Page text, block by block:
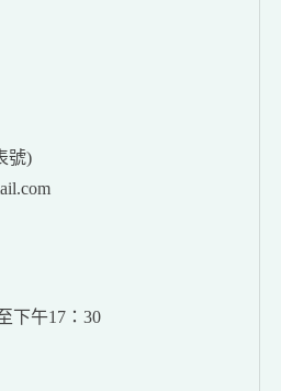
號)
下午17：30